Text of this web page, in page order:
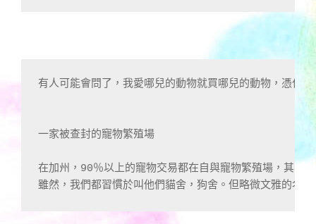
有人可能會問了，我愛哪兒的動物就買哪兒的動物，憑什
一家被查封的寵物繁殖場
在加州，90％以上的寵物交易都在自與寵物繁殖場，其中